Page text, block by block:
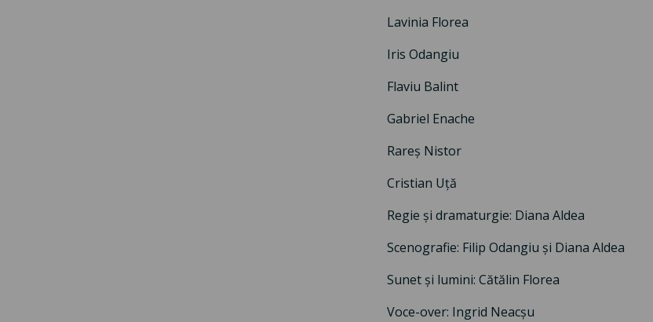
Lavinia Florea
Iris Odangiu
Flaviu Balint
Gabriel Enache
Rareș Nistor
Cristian Uță
Regie și dramaturgie: Diana Aldea
Scenografie: Filip Odangiu și Diana Aldea
Sunet și lumini: Cătălin Florea
Voce-over: Ingrid Neacșu